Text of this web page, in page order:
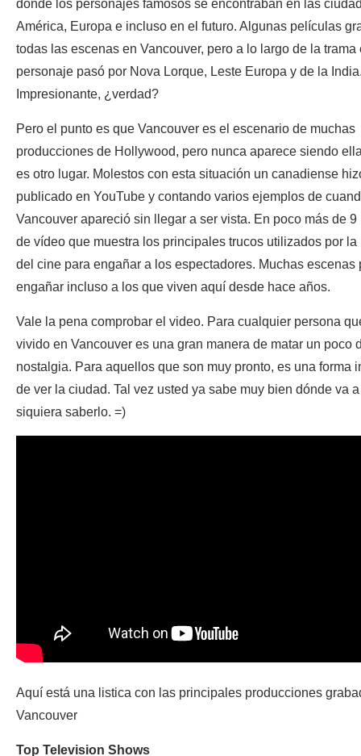
donde los personajes famosos se encontraban en las
América, Europa e incluso en el futuro. Algunas películas
todas las escenas en Vancouver, pero a lo largo de la trama
personaje pasó por Nova Lorque, Leste Europa y de la
Impresionante, ¿verdad?
Pero el punto es que Vancouver es el escenario de muchas
producciones de Hollywood, pero nunca aparece siendo
es otro lugar. Molestos con esta situación un canadiense
publicado en YouTube y contando varios ejemplos de
Vancouver apareció sin llegar a ser vista. En poco más de 9
de vídeo que muestra los principales trucos utilizados por la
del cine para engañar a los espectadores. Muchas escenas
engañar incluso a los que viven aquí desde hace años.
Vale la pena comprobar el video. Para cualquier persona
vivido en Vancouver es una gran manera de matar un poco
nostalgia. Para aquellos que son muy pronto, es una forma
de ver la ciudad. Tal vez usted ya sabe muy bien dónde va
siquiera saberlo. =)
Aquí está una listica con las principales producciones
Vancouver
Top Television Shows